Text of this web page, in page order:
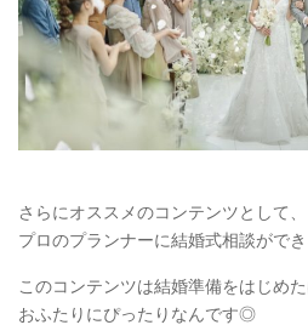
さらにオススメのコンテンツとして、
プロのプランナーに結婚式相談ができ
このコンテンツは結婚準備をはじめ
おふたりにぴったりなんです◎